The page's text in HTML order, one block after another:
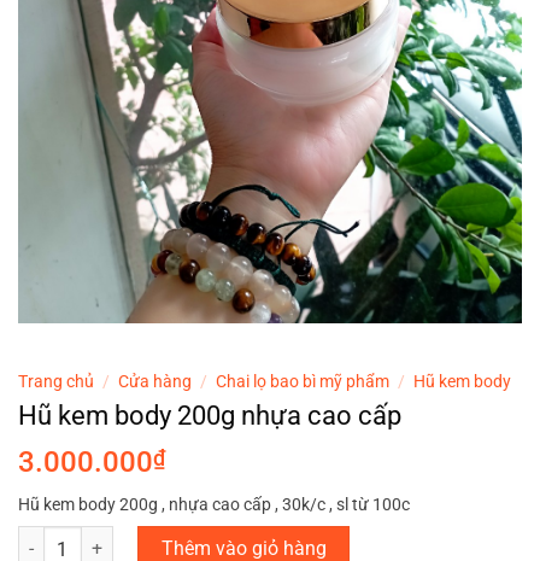
Trang chủ / Cửa hàng / Chai lọ bao bì mỹ phẩm / Hũ kem body
Hũ kem body 200g nhựa cao cấp
3.000.000₫
Hũ kem body 200g , nhựa cao cấp , 30k/c , sl từ 100c
Hũ kem body 200g nhựa cao cấp số lượng
Thêm vào giỏ hàng